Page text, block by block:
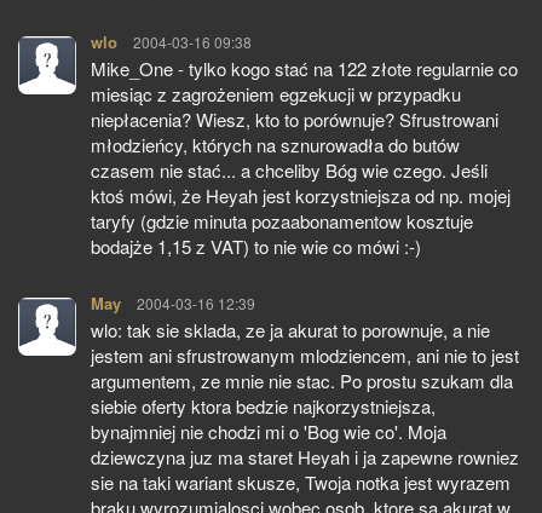
wlo pisze:
2004-03-16 09:38
Mike_One - tylko kogo stać na 122 złote regularnie co
miesiąc z zagrożeniem egzekucji w przypadku
niepłacenia? Wiesz, kto to porównuje? Sfrustrowani
młodzieńcy, których na sznurowadła do butów
czasem nie stać... a chceliby Bóg wie czego. Jeśli
ktoś mówi, że Heyah jest korzystniejsza od np. mojej
taryfy (gdzie minuta pozaabonamentow kosztuje
bodajże 1,15 z VAT) to nie wie co mówi :-)
May pisze:
2004-03-16 12:39
wlo: tak sie sklada, ze ja akurat to porownuje, a nie
jestem ani sfrustrowanym mlodziencem, ani nie to jest
argumentem, ze mnie nie stac. Po prostu szukam dla
siebie oferty ktora bedzie najkorzystniejsza,
bynajmniej nie chodzi mi o 'Bog wie co'. Moja
dziewczyna juz ma staret Heyah i ja zapewne rowniez
sie na taki wariant skusze, Twoja notka jest wyrazem
braku wyrozumialosci wobec osob, ktore sa akurat w